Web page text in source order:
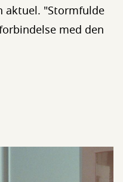
"Stormfulde
med den